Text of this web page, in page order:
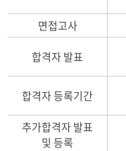
면접고사
합격자 발표
합격자 등록기간
추가합격자 발표
및 등록